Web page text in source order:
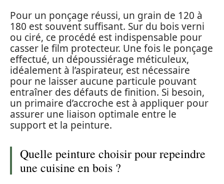
Pour un ponçage réussi, un grain de 120 à
180 est souvent suffisant. Sur du bois verni
ou ciré, ce procédé est indispensable pour
casser le film protecteur. Une fois le ponçage
effectué, un dépoussiérage méticuleux,
idéalement à l’aspirateur, est nécessaire
pour ne laisser aucune particule pouvant
entraîner des défauts de finition. Si besoin,
un primaire d’accroche est à appliquer pour
assurer une liaison optimale entre le
support et la peinture.
Quelle peinture choisir pour repeindre
une cuisine en bois ?